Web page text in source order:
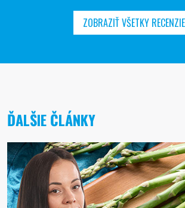
ZOBRAZIŤ VŠETKY RECENZIE
ĎALŠIE ČLÁNKY